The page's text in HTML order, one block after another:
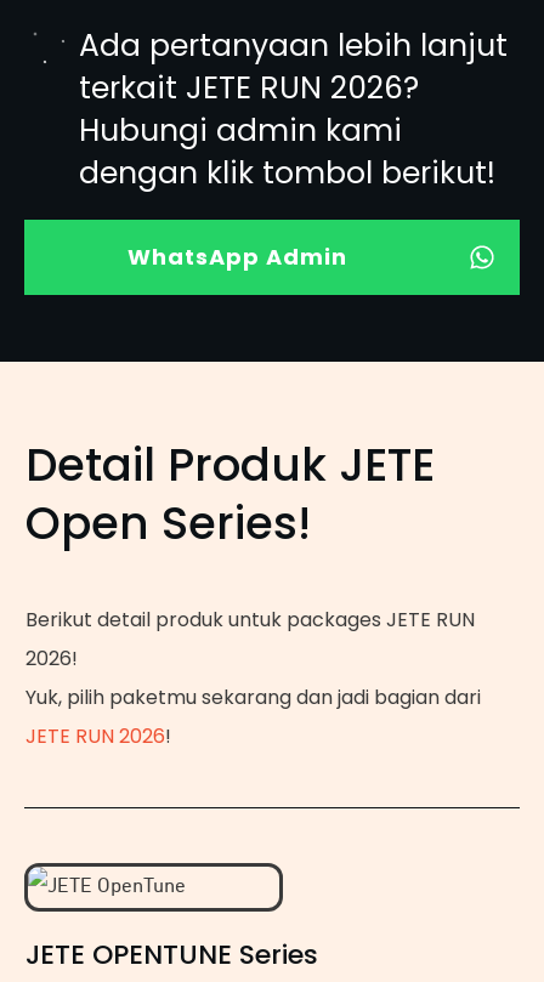
Ada pertanyaan lebih lanjut
terkait JETE RUN 2026?
Hubungi admin kami
dengan klik tombol berikut!
WhatsApp Admin
Detail Produk JETE
Open Series!
Berikut detail produk untuk packages JETE RUN
2026!
Yuk, pilih paketmu sekarang dan jadi bagian dari
JETE RUN 2026!
JETE OPENTUNE Series